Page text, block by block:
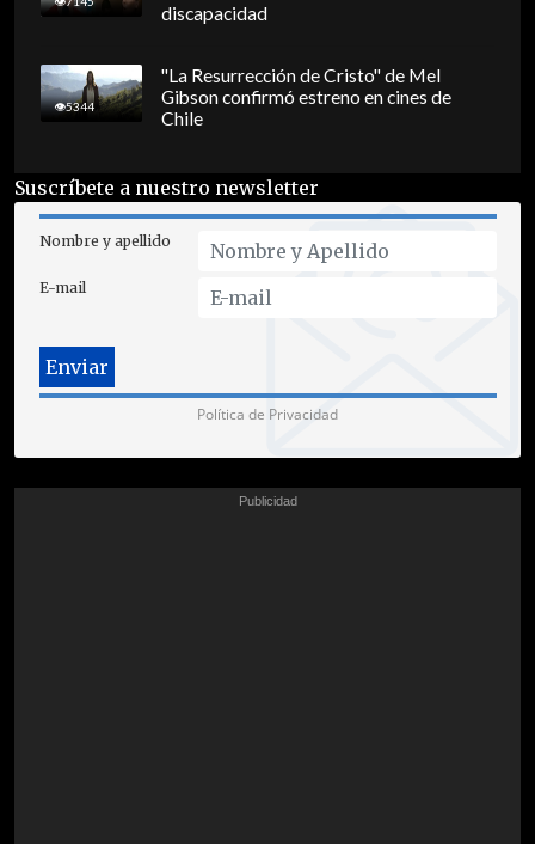
discapacidad
5344
"La Resurrección de Cristo" de Mel
Gibson confirmó estreno en cines de
Chile
Suscríbete a nuestro newsletter
Nombre y apellido
E-mail
Política de Privacidad